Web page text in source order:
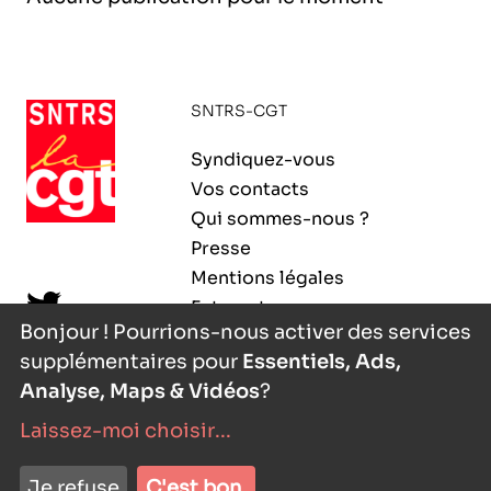
l’exploitation de la mer
SNTRS-CGT
Syndiquez-vous
Vos contacts
Qui sommes-nous ?
Presse
Mentions légales
Extranet
- agence digitale
Bonjour ! Pourrions-nous activer des services
supplémentaires pour Essentiels, Ads,
Analyse, Maps & Vidéos?
Laissez-moi choisir...